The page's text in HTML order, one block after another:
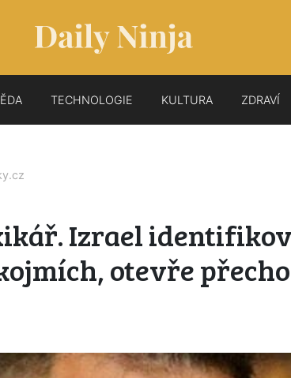
TECHNOLOGIE KULTURA ZDRAVÍ
Izrael
otevře